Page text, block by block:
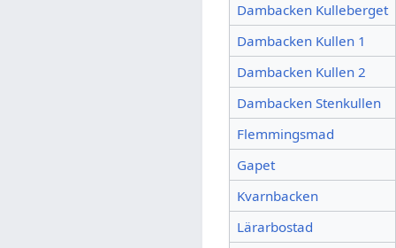
Dambacken Kulleberget
Dambacken Kullen 1
Dambacken Kullen 2
Dambacken Stenkullen
Flemmingsmad
Gapet
Kvarnbacken
Lärarbostad